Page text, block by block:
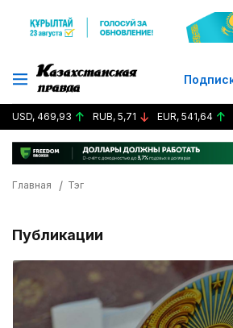
USD, 469,93 RUB, 5,71 EUR, 541,64
Главная Тэг
Публикации